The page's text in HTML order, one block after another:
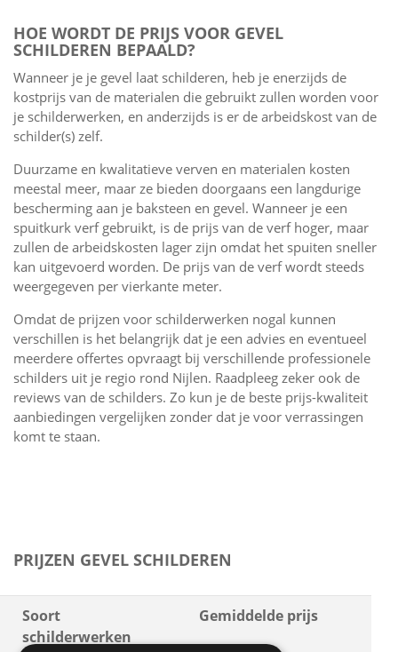
HOE WORDT DE PRIJS VOOR GEVEL
SCHILDEREN BEPAALD?
Wanneer je je gevel laat schilderen, heb je enerzijds de
kostprijs van de materialen die gebruikt zullen worden voor
je schilderwerken, en anderzijds is er de arbeidskost van de
schilder(s) zelf.
Duurzame en kwalitatieve verven en materialen kosten
meestal meer, maar ze bieden doorgaans een langdurige
bescherming aan je baksteen en gevel. Wanneer je een
spuitkurk verf gebruikt, is de prijs van de verf hoger, maar
zullen de arbeidskosten lager zijn omdat het spuiten sneller
kan uitgevoerd worden. De prijs van de verf wordt steeds
weergegeven per vierkante meter.
Omdat de prijzen voor schilderwerken nogal kunnen
verschillen is het belangrijk dat je een advies en eventueel
meerdere offertes opvraagt bij verschillende professionele
schilders uit je regio rond Nijlen. Raadpleeg zeker ook de
reviews van de schilders. Zo kun je de beste prijs-kwaliteit
aanbiedingen vergelijken zonder dat je voor verrassingen
komt te staan.
PRIJZEN GEVEL SCHILDEREN
Soort
schilderwerken
Gemiddelde prijs